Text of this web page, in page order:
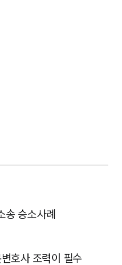
송 승소사례
호사 조력이 필수